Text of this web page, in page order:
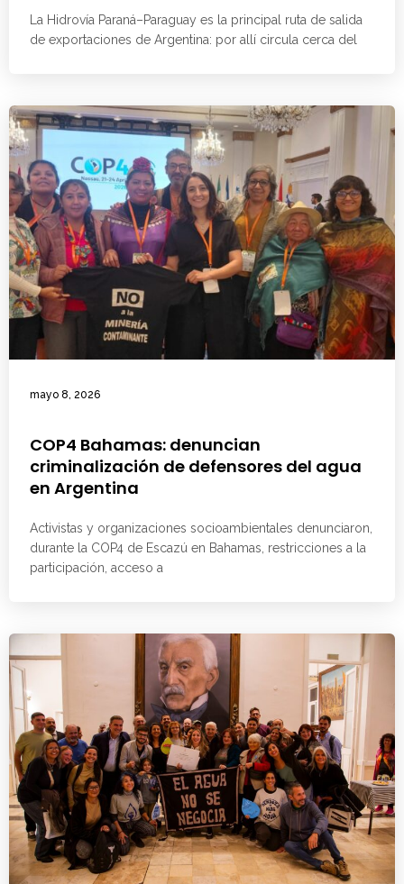
La Hidrovía Paraná–Paraguay es la principal ruta de salida
de exportaciones de Argentina: por allí circula cerca del
mayo 8, 2026
COP4 Bahamas: denuncian
criminalización de defensores del agua
en Argentina
Activistas y organizaciones socioambientales denunciaron,
durante la COP4 de Escazú en Bahamas, restricciones a la
participación, acceso a